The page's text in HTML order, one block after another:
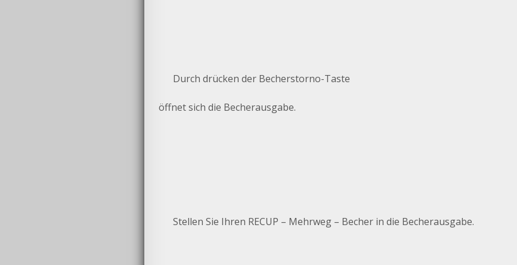
Durch drücken der Becherstorno-Taste
öffnet sich die Becherausgabe.
Stellen Sie Ihren RECUP – Mehrweg – Becher in die Becherausgabe.